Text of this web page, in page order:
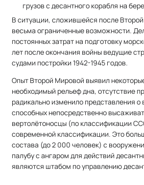
грузов с десантного корабля на
В ситуации, сложившейся после
весьма ограниченные возможности.
постоянных затрат на подготовку
лет после окончания войны ведущие
судами постройки 1942-1945 годов.
Опыт Второй Мировой выявил
необходимый рельеф дна, отсутствие
радикально изменило представления
способных непосредственно
вертолётоносцы (по классификации
современной классификации. Это
состава (до 2 000 человек) с
палубу с ангаром для действий
являются штабом по управлению